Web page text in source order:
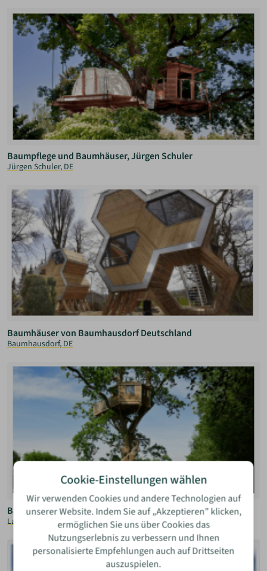
Baumpflege und Baumhäuser, Jürgen Schuler
Jürgen Schuler, DE
Baumhäuser von Baumhausdorf Deutschland
Baumhausdorf, DE
Baumhäuser von Cabane perchée, Frankreich
La Cabane Perchée, FR
Cookie-Einstellungen wählen
Wir verwenden Cookies und andere Technologien auf
unserer Website. Indem Sie auf „Akzeptieren” klicken,
ermöglichen Sie uns über Cookies das
Nutzungserlebnis zu verbessern und Ihnen
personalisierte Empfehlungen auch auf Drittseiten
auszuspielen.